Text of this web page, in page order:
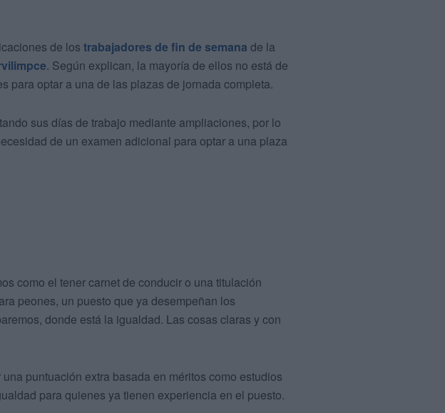
de los trabajadores de fin de semana de la
. Según explican, la mayoría de ellos no está de
para optar a una de las plazas de jornada completa.
sus días de trabajo mediante ampliaciones, por lo
de un examen adicional para optar a una plaza
como el tener carnet de conducir o una titulación
peones, un puesto que ya desempeñan los
donde está la igualdad. Las cosas claras y con
puntuación extra basada en méritos como estudios
para quienes ya tienen experiencia en el puesto.